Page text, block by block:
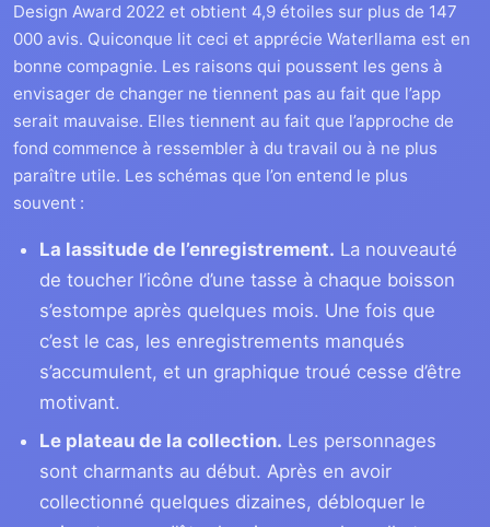
Design Award 2022 et obtient 4,9 étoiles sur plus de 147
000 avis. Quiconque lit ceci et apprécie Waterllama est en
bonne compagnie. Les raisons qui poussent les gens à
envisager de changer ne tiennent pas au fait que l’app
serait mauvaise. Elles tiennent au fait que l’approche de
fond commence à ressembler à du travail ou à ne plus
paraître utile. Les schémas que l’on entend le plus
souvent :
La lassitude de l’enregistrement. La nouveauté
de toucher l’icône d’une tasse à chaque boisson
s’estompe après quelques mois. Une fois que
c’est le cas, les enregistrements manqués
s’accumulent, et un graphique troué cesse d’être
motivant.
Le plateau de la collection. Les personnages
sont charmants au début. Après en avoir
collectionné quelques dizaines, débloquer le